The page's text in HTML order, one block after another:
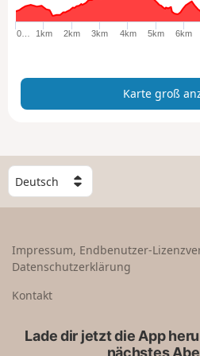
0… 1km 2km 3km 4km 5km 6km
Karte groß
W
ä
h
e
n
Impressum, Endbenutzer-
Datenschutzerklärung
Kontakt
Lade dir jetzt die App